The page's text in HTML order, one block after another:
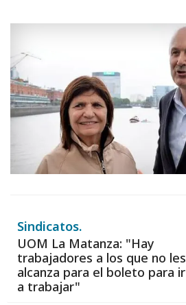
Sindicatos.
UOM La Matanza: "Hay
trabajadores a los que no les
alcanza para el boleto para ir
a trabajar"